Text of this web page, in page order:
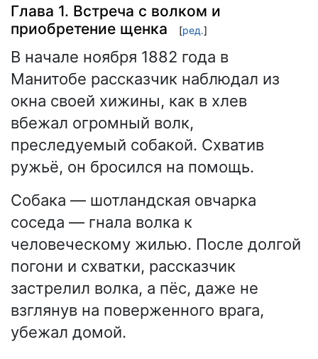
Глава 1. Встреча с волком и
приобретение щенка
[ред.]
В начале ноября 1882 года в
Манитобе рассказчик наблюдал из
окна своей хижины, как в хлев
вбежал огромный волк,
преследуемый собакой. Схватив
ружьё, он бросился на помощь.
Собака — шотландская овчарка
соседа — гнала волка к
человеческому жилью. После долгой
погони и схватки, рассказчик
застрелил волка, а пёс, даже не
взглянув на поверженного врага,
убежал домой.